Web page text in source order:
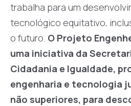
trabalha para um
tecnológico equitativo,
o futuro. O Projeto
uma iniciativa da
Cidadania e Igualdade,
engenharia e tecnologia
não superiores, para